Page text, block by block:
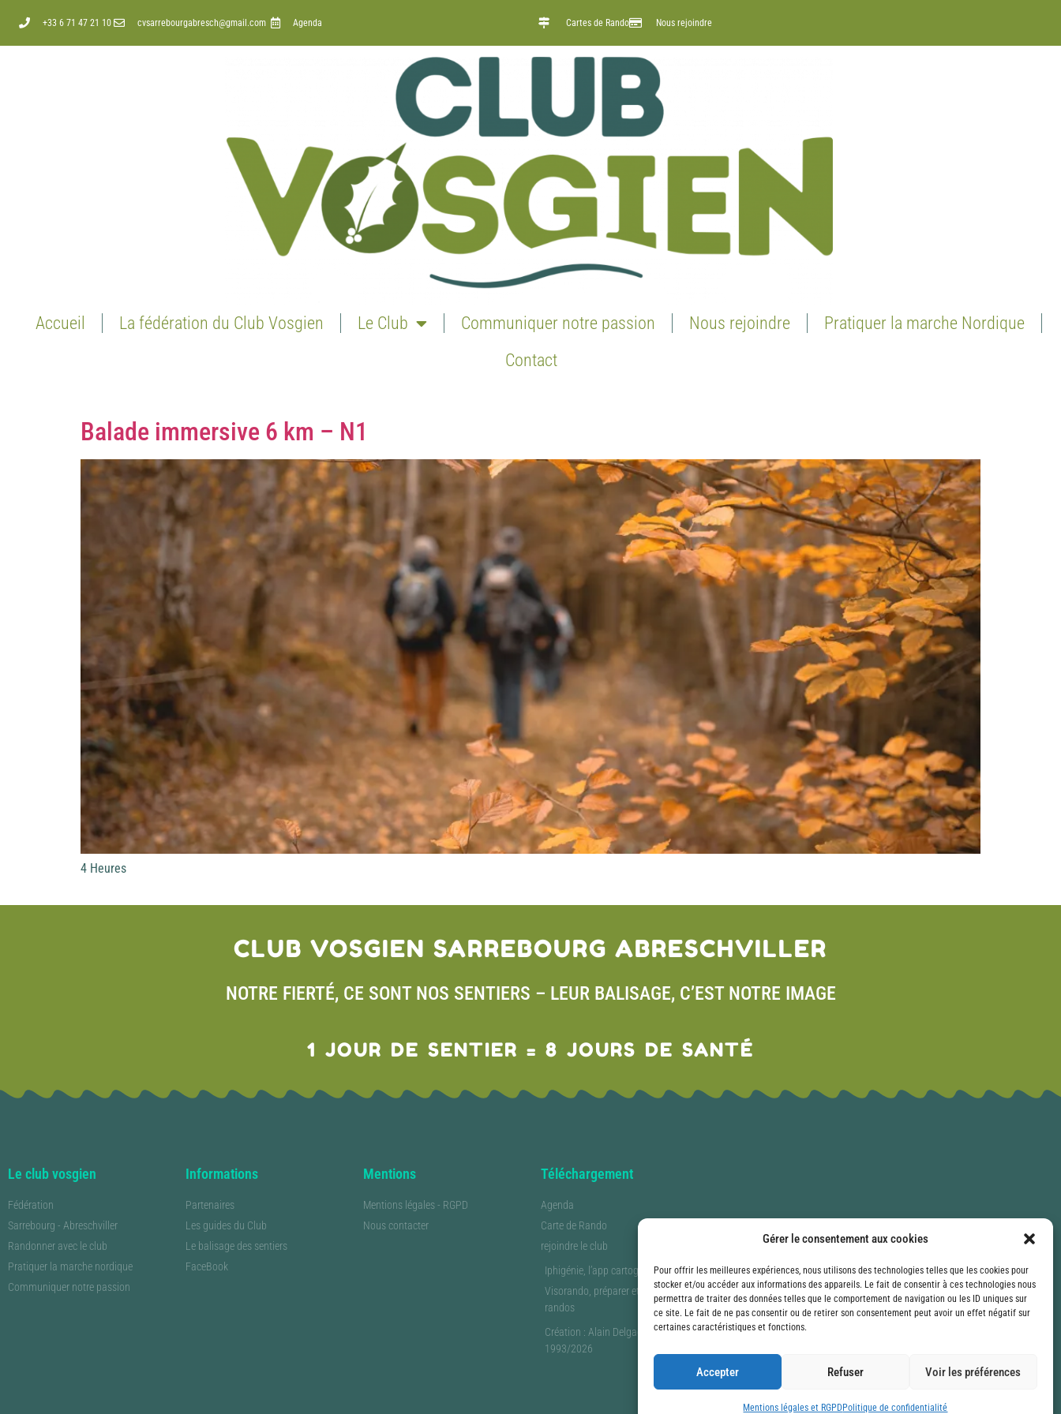
Gérer le consentement aux cookies
Pour offrir les meilleures expériences, nous utilisons des technologies telles que les cookies pour
stocker et/ou accéder aux informations des appareils. Le fait de consentir à ces technologies nous
permettra de traiter des données telles que le comportement de navigation ou les ID uniques sur
ce site. Le fait de ne pas consentir ou de retirer son consentement peut avoir un effet négatif sur
certaines caractéristiques et fonctions.
Accepter Refuser Voir les préférences
Mentions légales et RGPDPolitique de confidentialité
+33 6 71 47 21 10 cvsarrebourgabresch@gmail.com Agenda Cartes de Rando Nous rejoindre
Accueil La fédération du Club Vosgien Le Club Communiquer notre passion Nous rejoindre
Pratiquer la marche Nordique
Contact
Balade immersive 6 km – N1
4 Heures
CLUB VOSGIEN SARREBOURG ABRESCHVILLER
NOTRE FIERTÉ, CE SONT NOS SENTIERS – LEUR BALISAGE, C’EST NOTRE IMAGE
1 JOUR DE SENTIER = 8 JOURS DE SANTÉ
Le club vosgien
Fédération
Sarrebourg - Abreschviller
Randonner avec le club
Pratiquer la marche nordique
Communiquer notre passion
Informations
Partenaires
Les guides du Club
Le balisage des sentiers
FaceBook
Mentions
Mentions légales - RGPD
Nous contacter
Téléchargement
Agenda
Carte de Rando
rejoindre le club
Iphigénie, l’app cartographique
Visorando, préparer et partager ses
randos
Création : Alain Delgado -
1993/2026